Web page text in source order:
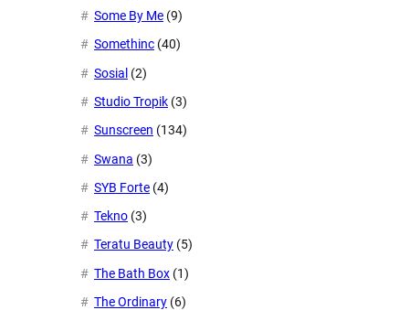
Some By Me (9)
Somethinc (40)
Sosial (2)
Studio Tropik (3)
Sunscreen (134)
Swana (3)
SYB Forte (4)
Tekno (3)
Teratu Beauty (5)
The Bath Box (1)
The Ordinary (6)